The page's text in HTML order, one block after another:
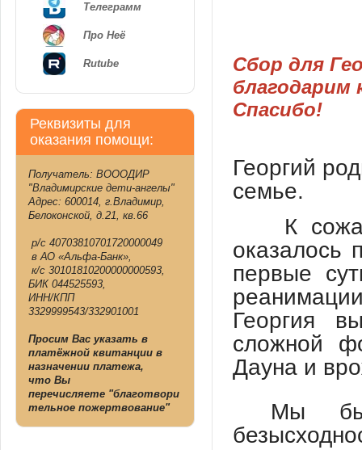
Телеграмм
Про Неё
Rutube
Реквизиты для
оказания помощи:
Получатель: ВОООДИР
"Владимирские дети-ангелы"
Адрес: 600014, г.Владимир,
Белоконской, д.21, кв.66
р/с 40703810701720000049
в АО «Альфа-Банк»,
к/с 30101810200000000593,
БИК 044525593,
ИНН/КПП
3329999543/332901001
Просим Вас указать в
платёжной квитанции в
назначении платежа,
что Вы
перечисляете "благотвори
тельное пожертвование"
Сбор для
благодарим
Спасибо!
Георгий
семье.
К
оказалось
первые
Георгия
сложной
Дауна и
Мы